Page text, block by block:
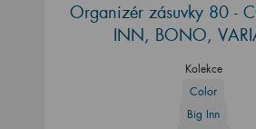
Organizér zásuvky 80 -
INN, BONO,
Kolekce
Color
Big Inn